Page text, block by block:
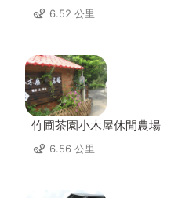
6.52 公里
竹圃茶園小木屋休閒農場
6.56 公里